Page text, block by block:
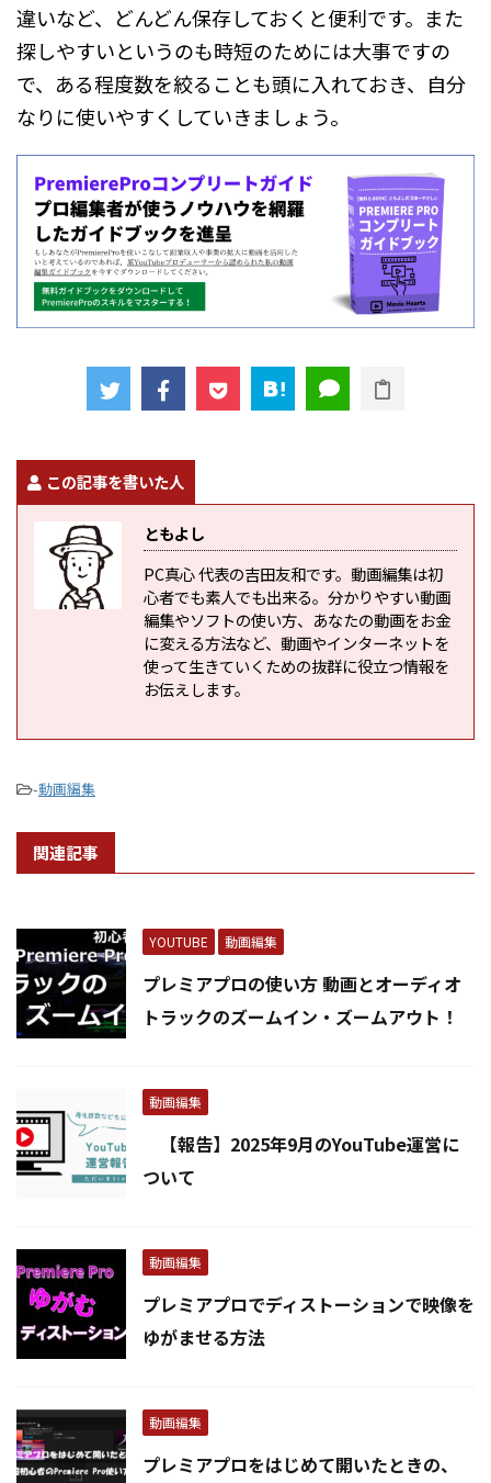
違いなど、どんどん保存しておくと便利です。また
探しやすいというのも時短のためには大事ですの
で、ある程度数を絞ることも頭に入れておき、自分
なりに使いやすくしていきましょう。
この記事を書いた人
ともよし
PC真心 代表の吉田友和です。動画編集は初
心者でも素人でも出来る。分かりやすい動画
編集やソフトの使い方、あなたの動画をお金
に変える方法など、動画やインターネットを
使って生きていくための抜群に役立つ情報を
お伝えします。
-動画編集
関連記事
YOUTUBE 動画編集
プレミアプロの使い方 動画とオーディオ
トラックのズームイン・ズームアウト！
動画編集
【報告】2025年9月のYouTube運営に
ついて
動画編集
プレミアプロでディストーションで映像を
ゆがませる方法
動画編集
プレミアプロをはじめて開いたときの、